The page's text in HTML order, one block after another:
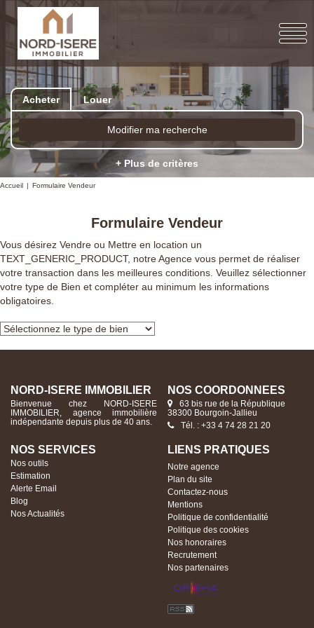
Acheter Louer
Modifier ma recherche
+ Plus de critères
Accueil Formulaire Vendeur
Formulaire Vendeur
Vous désirez Vendre ou Mettre en location un
TEXT_GENERIC_PRODUCT, notre Agence vous permet de réaliser
votre transaction dans les meilleures conditions. Veuillez sélectionner
votre type de Bien et compléter au minimum les informations
obligatoires.
NORD-ISERE IMMOBILIER
Bienvenue chez NORD-ISERE
IMMOBILIER, agence immobilière
indépendante depuis plus de 40 ans.
NOS COORDONNÉES
63 bis rue de la République
38300 Bourgoin-Jallieu
Tél. : +33 4 74 28 21 20
NOS SERVICES
Nos outils
Estimation
Alerte Email
Blog
Nos Actualités
LIENS PRATIQUES
Notre agence
Plan du site
Contactez-nous
Mentions
Politique de confidentialité
Politique des cookies
Nos honoraires
Recrutement
Nos partenaires